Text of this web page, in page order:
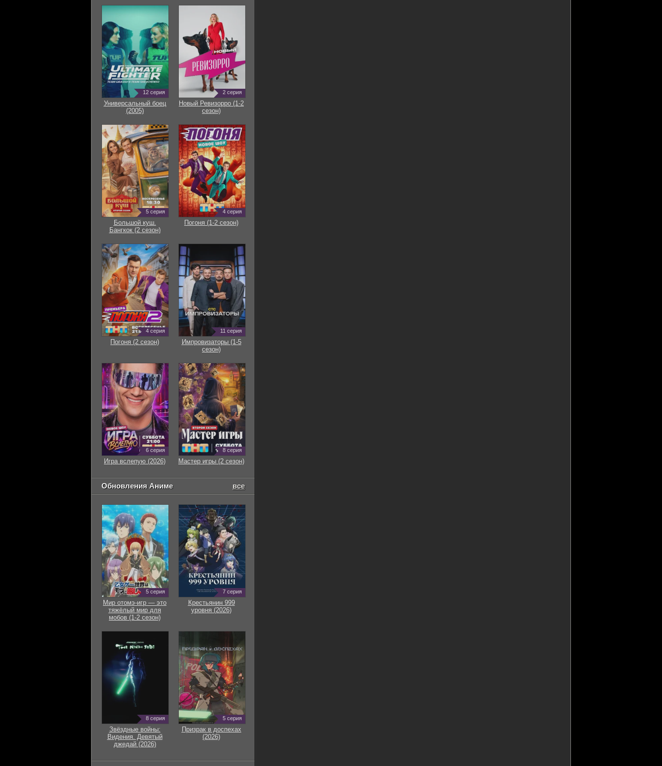
12 серия
Универсальный боец
(2005)
2 серия
Новый Ревизорро (1-2
сезон)
5 серия
Большой куш.
Бангкок (2 сезон)
4 серия
Погоня (1-2 сезон)
4 серия
Погоня (2 сезон)
11 серия
Импровизаторы (1-5
сезон)
6 серия
Игра вслепую (2026)
8 серия
Мастер игры (2 сезон)
Обновления Аниме все
5 серия
Мир отомэ-игр — это
тяжёлый мир для
мобов (1-2 сезон)
7 серия
Крестьянин 999
уровня (2026)
8 серия
Звёздные войны:
Видения. Девятый
джедай (2026)
5 серия
Призрак в доспехах
(2026)